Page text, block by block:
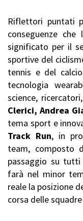
Riflettori puntati
conseguenze
significato per il
sportive del
tennis e del
tecnologia
science,
Clerici, Andrea
tema sport e
Track Run, in
team, composto
passaggio su
farà nel minor
reale la posizione
corsa delle